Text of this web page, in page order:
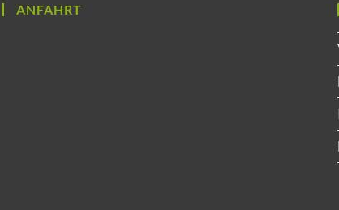
ANFAHRT